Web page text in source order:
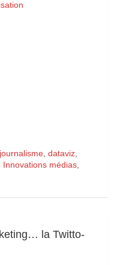
dataviz
Innovations médias
la Twitto-